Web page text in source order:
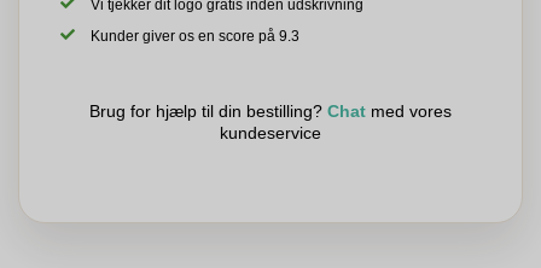
Vi tjekker dit logo gratis inden udskrivning
Kunder giver os en score på 9.3
Brug for hjælp til din bestilling? Chat med vores
kundeservice